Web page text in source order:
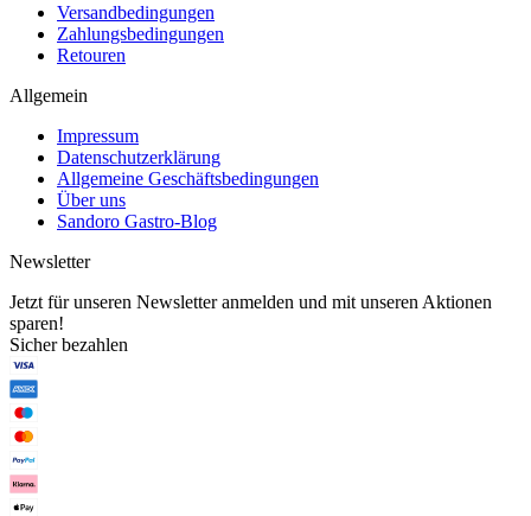
Versandbedingungen
Zahlungsbedingungen
Retouren
Allgemein
Impressum
Datenschutzerklärung
Allgemeine Geschäftsbedingungen
Über uns
Sandoro Gastro-Blog
Newsletter
Jetzt für unseren Newsletter anmelden und mit unseren Aktionen
sparen!
Sicher bezahlen